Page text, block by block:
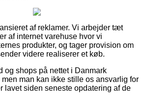
af reklamer. Vi arbejder tæt
af internet varehuse hvor vi
produkter, og tager provision om
videre realiserer et køb.
og shops på nettet i Danmark
man kan ikke stille os ansvarlig for
lavet siden seneste opdatering af de